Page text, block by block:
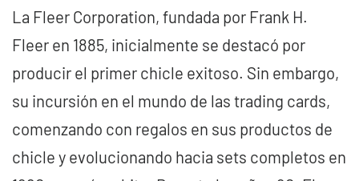
La Fleer Corporation, fundada por Frank H.
Fleer en 1885, inicialmente se destacó por
producir el primer chicle exitoso. Sin embargo,
su incursión en el mundo de las trading cards,
comenzando con regalos en sus productos de
chicle y evolucionando hacia sets completos en